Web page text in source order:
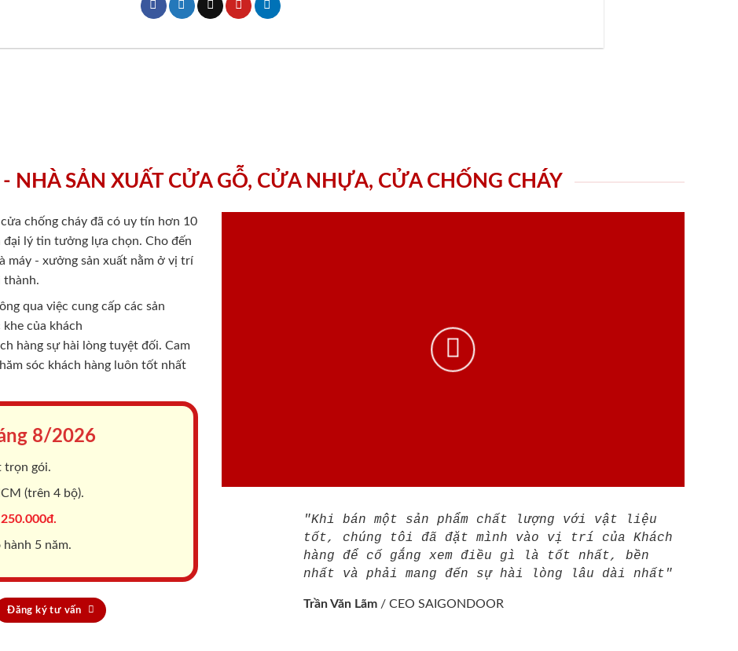
NHÀ SẢN XUẤT CỬA GỖ, CỬA NHỰA, CỬA CHỐNG CHÁY
chống cháy đã có uy tín hơn 10
lý tin tưởng lựa chọn. Cho đến
máy - xưởng sản xuất nằm ở vị trí
thành.
qua việc cung cấp các sản
của khách
hàng sự hài lòng tuyệt đối. Cam
sóc khách hàng luôn tốt nhất
8/2026
trọn gói.
(trên 4 bộ).
250.000đ.
5 năm.
Đăng ký tư vấn
"Khi bán một sản phẩm chất lượng với vật liệu
tốt, chúng tôi đã đặt mình vào vị trí của Khách
hàng để cố gắng xem điều gì là tốt nhất, bền
nhất và phải mang đến sự hài lòng lâu dài nhất"
Trần Văn Lãm / CEO SAIGONDOOR